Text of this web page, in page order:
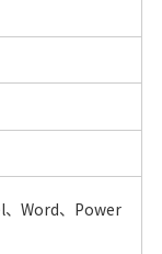
Word、Power